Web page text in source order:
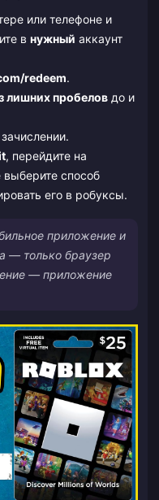
или телефоне и
в нужный аккаунт
redeem.
лишних пробеловдо и
, перейдите на
способ
его в робуксы.
приложение и
— только браузер
— приложение